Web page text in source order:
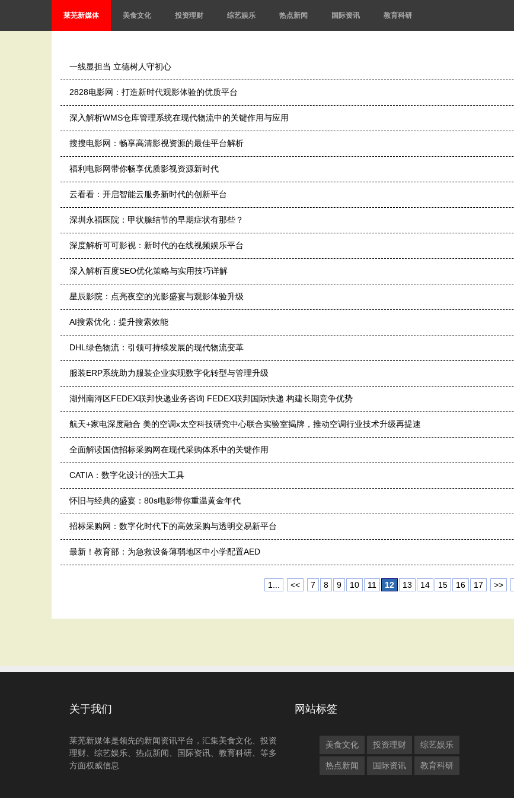
莱芜新媒体 美食文化 投资理财 综艺娱乐 热点新闻 国际资讯 教育科研
一线显担当 立德树人守初心
2828电影网：打造新时代观影体验的优质平台
深入解析WMS仓库管理系统在现代物流中的关键作用与应用
搜搜电影网：畅享高清影视资源的最佳平台解析
福利电影网带你畅享优质影视资源新时代
云看看：开启智能云服务新时代的创新平台
深圳永福医院：甲状腺结节的早期症状有那些？
深度解析可可影视：新时代的在线视频娱乐平台
深入解析百度SEO优化策略与实用技巧详解
星辰影院：点亮夜空的光影盛宴与观影体验升级
AI搜索优化：提升搜索效能
DHL绿色物流：引领可持续发展的现代物流变革
服装ERP系统助力服装企业实现数字化转型与管理升级
湖州南浔区FEDEX联邦快递业务咨询 FEDEX联邦国际快递 构建长期竞争优势
航天+家电深度融合 美的空调x太空科技研究中心联合实验室揭牌，推动空调行业技术升级再提速
全面解读国信招标采购网在现代采购体系中的关键作用
CATIA：数字化设计的强大工具
怀旧与经典的盛宴：80s电影带你重温黄金年代
招标采购网：数字化时代下的高效采购与透明交易新平台
最新！教育部：为急救设备薄弱地区中小学配置AED
1... << 7 8 9 10 11 12 13 14 15 16 17 >>
关于我们
莱芜新媒体是领先的新闻资讯平台，汇集美食文化、投资
理财、综艺娱乐、热点新闻、国际资讯、教育科研、等多
方面权威信息
网站标签
美食文化 投资理财 综艺娱乐
热点新闻 国际资讯 教育科研